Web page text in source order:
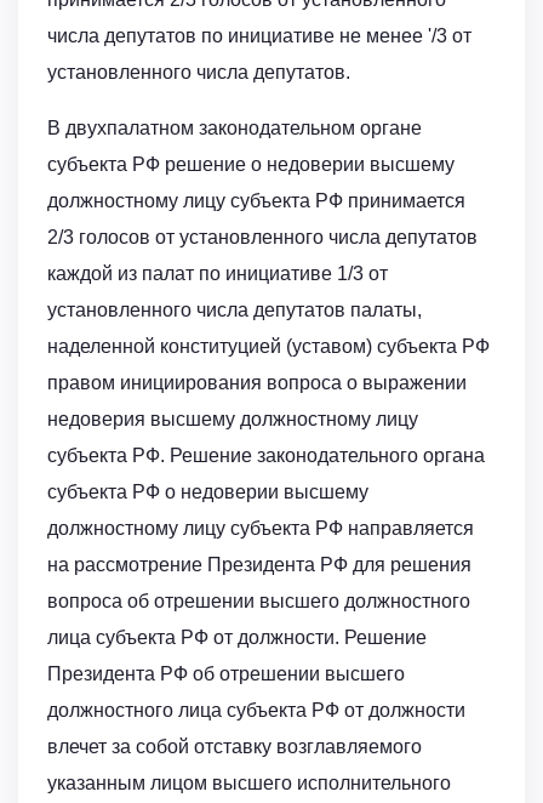
числа депутатов по инициативе не менее '/3 от
установленного числа депутатов.
В двухпалатном законодательном органе
субъекта РФ решение о недоверии высшему
должностному лицу субъекта РФ принимается
2/3 голосов от установленного числа депутатов
каждой из палат по инициативе 1/3 от
установленного числа депутатов палаты,
наделенной конституцией (уставом) субъекта РФ
правом инициирования вопроса о выражении
недоверия высшему должностному лицу
субъекта РФ. Решение законодательного органа
субъекта РФ о недоверии высшему
должностному лицу субъекта РФ направляется
на рассмотрение Президента РФ для решения
вопроса об отрешении высшего должностного
лица субъекта РФ от должности. Решение
Президента РФ об отрешении высшего
должностного лица субъекта РФ от должности
влечет за собой отставку возглавляемого
указанным лицом высшего исполнительного